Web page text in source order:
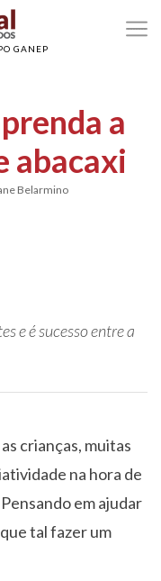
GANEP
beijinho de abacaxi
a
abacaxi
Belarmino
e é sucesso entre a
crianças, muitas
na hora de
em ajudar
tal fazer um